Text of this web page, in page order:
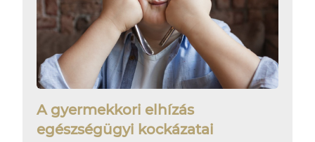
A gyermekkori elhízás
egészségügyi kockázatai